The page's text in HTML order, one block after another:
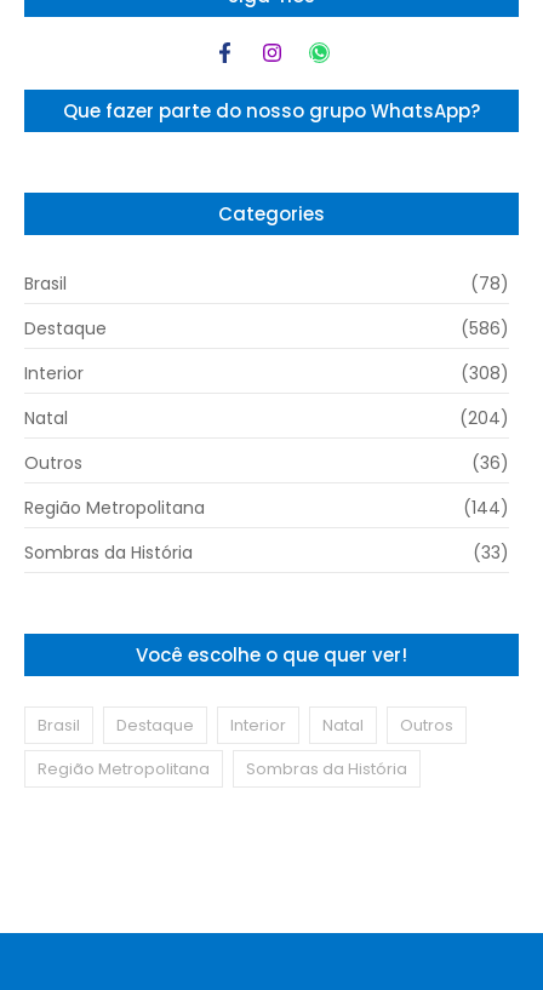
Que fazer parte do nosso grupo WhatsApp?
Categories
Brasil
(78)
Destaque
(586)
Interior
(308)
Natal
(204)
Outros
(36)
Região Metropolitana
(144)
Sombras da História
(33)
Você escolhe o que quer ver!
Brasil Destaque Interior Natal
Outros
Região Metropolitana
Sombras da História